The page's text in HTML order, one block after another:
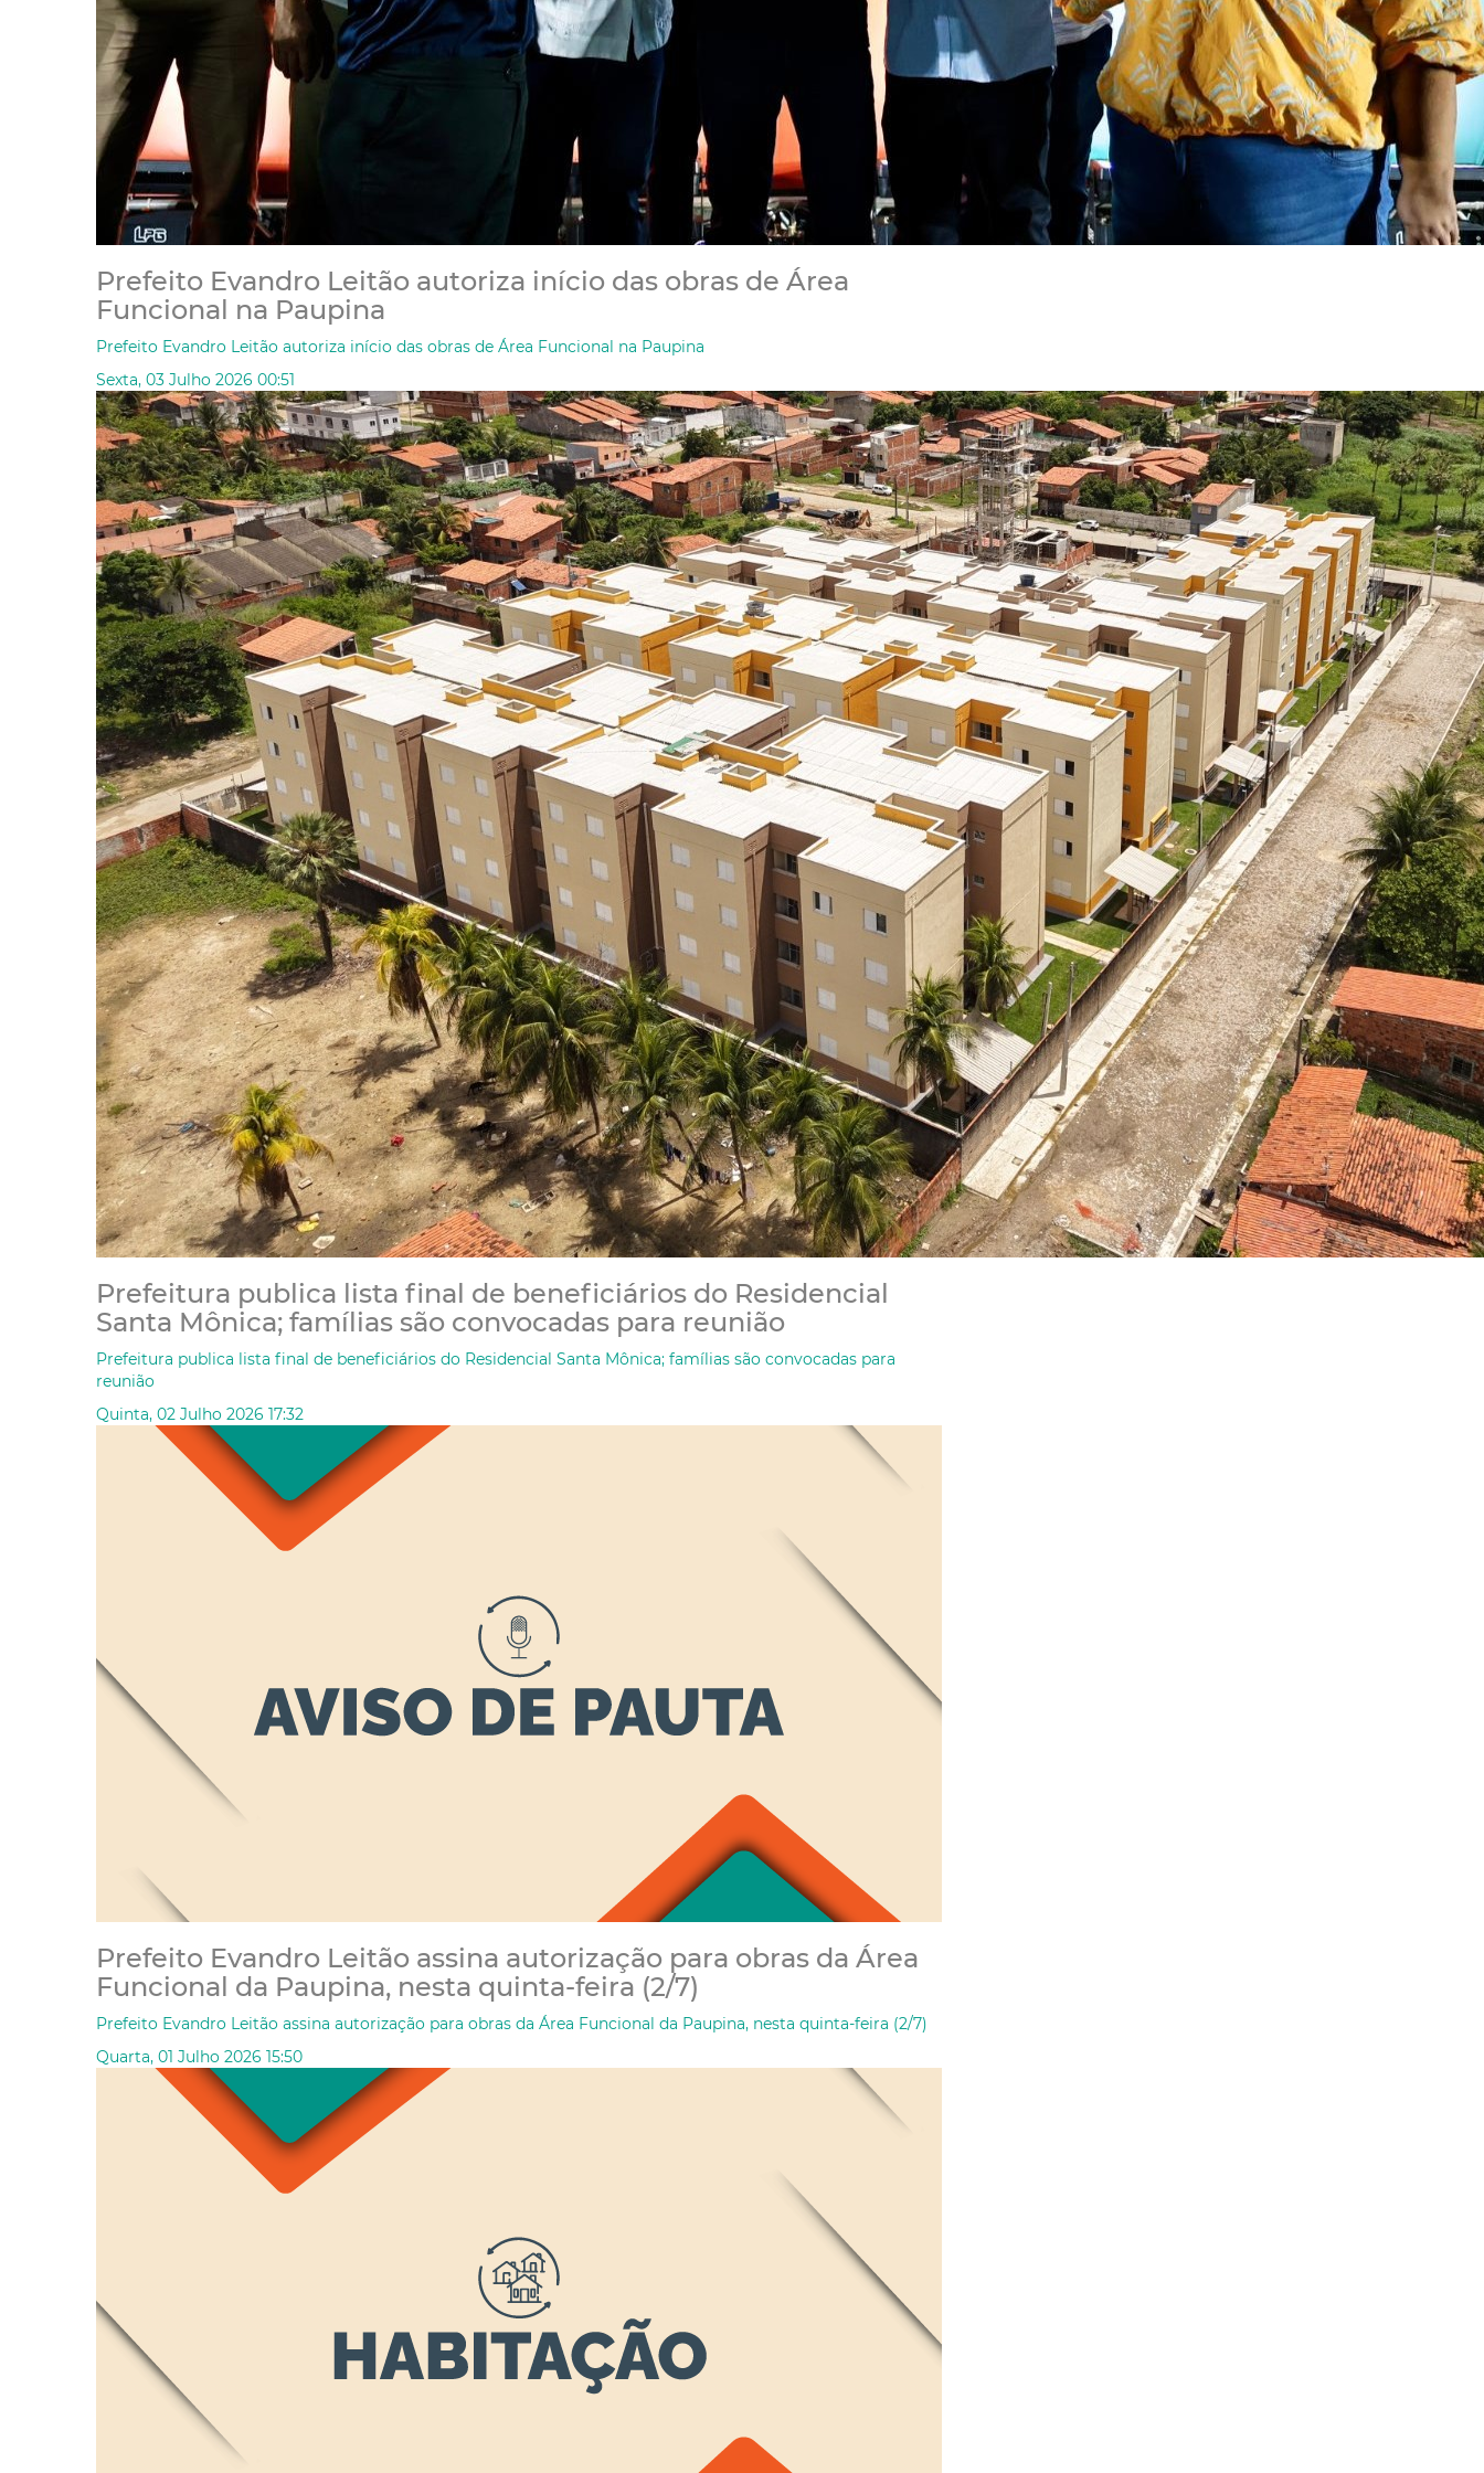
Prefeito Evandro Leitão autoriza início das obras de Área
Funcional na Paupina
Prefeito Evandro Leitão autoriza início das obras de Área Funcional na Paupina
Sexta, 03 Julho 2026 00:51
Prefeitura publica lista final de beneficiários do Residencial
Santa Mônica; famílias são convocadas para reunião
Prefeitura publica lista final de beneficiários do Residencial Santa Mônica; famílias são convocadas para
reunião
Quinta, 02 Julho 2026 17:32
Prefeito Evandro Leitão assina autorização para obras da Área
Funcional da Paupina, nesta quinta-feira (2/7)
Prefeito Evandro Leitão assina autorização para obras da Área Funcional da Paupina, nesta quinta-feira (2/7)
Quarta, 01 Julho 2026 15:50